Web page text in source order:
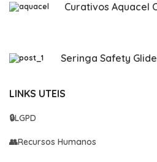
Curativos Aquacel
Seringa Safety Glide
LINKS UTEIS
🔒LGPD
👥Recursos Humanos